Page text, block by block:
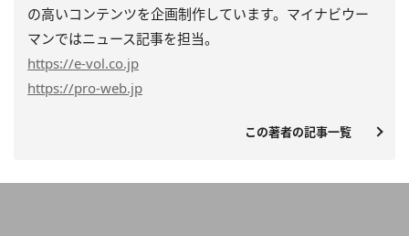
の高いコンテンツを企画制作しています。マイナビウー
マンではニュース記事を担当。
https://e-vol.co.jp
https://pro-web.jp
この著者の記事一覧